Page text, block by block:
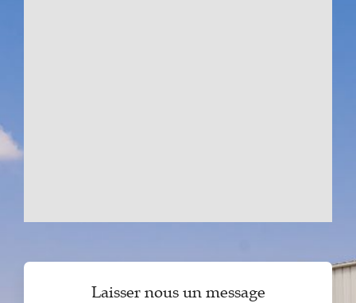
Laisser nous un message